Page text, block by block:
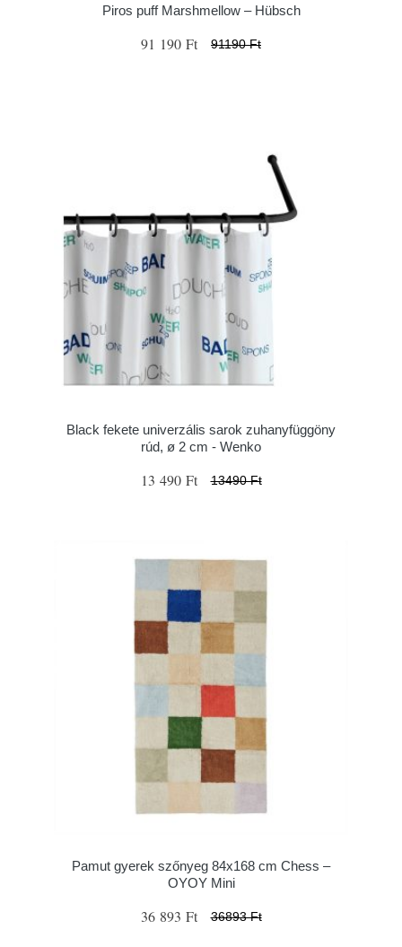
Piros puff Marshmellow – Hübsch
91 190 Ft 91190 Ft
Black fekete univerzális sarok zuhanyfüggöny
rúd, ø 2 cm - Wenko
13 490 Ft 13490 Ft
Pamut gyerek szőnyeg 84x168 cm Chess –
OYOY Mini
36 893 Ft 36893 Ft